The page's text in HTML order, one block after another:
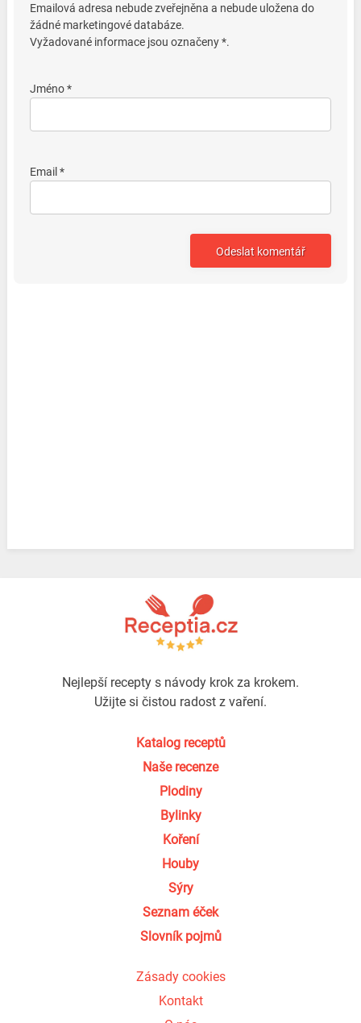
Emailová adresa nebude zveřejněna a nebude uložena do
žádné marketingové databáze.
Vyžadované informace jsou označeny *.
Jméno *
Email *
Nejlepší recepty s návody krok za krokem.
Užijte si čistou radost z vaření.
Katalog receptů
Naše recenze
Plodiny
Bylinky
Koření
Houby
Sýry
Seznam éček
Slovník pojmů
Zásady cookies
Kontakt